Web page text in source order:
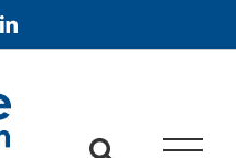
LinkedIn